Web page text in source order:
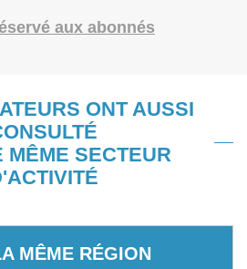
aux abonnés
ONT AUSSI
MÊME SECTEUR
MÊME RÉGION